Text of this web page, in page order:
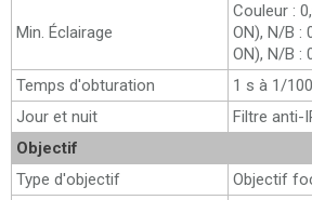
Min. Éclairage
Couleur :
ON), N/B :
ON), N/B :
Temps d'obturation
1 s à 1/
Jour et nuit
Filtre anti-
Objectif
Type d'objectif
Objectif